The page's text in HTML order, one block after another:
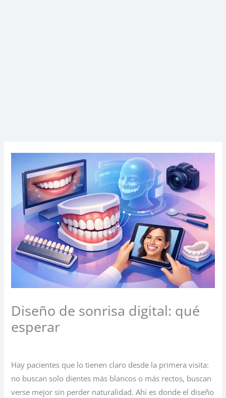
Diseño de sonrisa digital: qué
esperar
Hay pacientes que lo tienen claro desde la primera visita:
no buscan solo dientes más blancos o más rectos, buscan
verse mejor sin perder naturalidad. Ahí es donde el diseño